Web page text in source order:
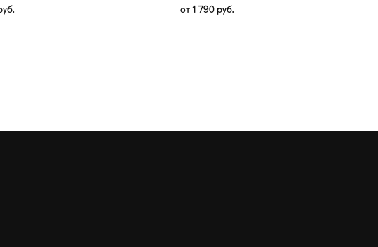
от 1 790 руб.